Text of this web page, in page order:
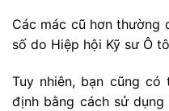
Các mác cũ hơn thường
số do Hiệp hội Kỹ sư Ô
Tuy nhiên, bạn cũng
định bằng cách sử